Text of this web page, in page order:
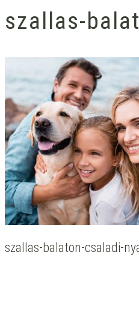
szallas-
szallas-balaton-csaladi-